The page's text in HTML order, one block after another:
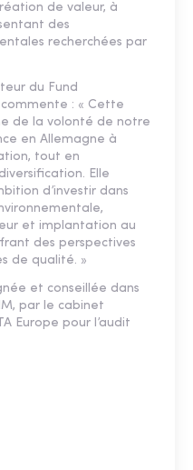
de valeur, à
des
recherchées par
du Fund
commente : « Cette
de la volonté de notre
en Allemagne à
tout en
Elle
d’investir dans
et implantation au
des perspectives
de qualité. »
et conseillée dans
par le cabinet
Europe pour l’audit